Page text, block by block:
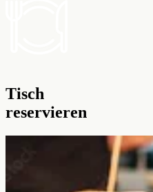
Tisch
reservieren